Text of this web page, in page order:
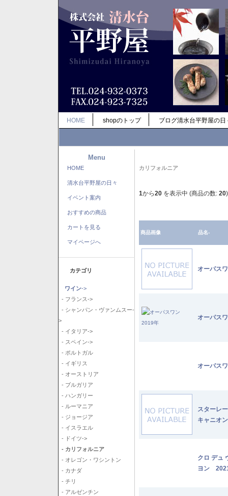
HOME shopのトップ ブログ清水台平野屋の日
Menu
HOME
清水台平野屋の日々
イベント案内
おすすめの商品
カートを見る
マイページへ
カテゴリ
ワイン->
- フランス->
- シャンパン・ヴァンムスー-
>
- イタリア->
- スペイン->
- ポルトガル
- イギリス
- オーストリア
- ブルガリア
- ハンガリー
- ルーマニア
- ジョージア
- イスラエル
- ドイツ->
- カリフォルニア
- オレゴン・ワシントン
- カナダ
- チリ
- アルゼンチン
カリフォルニア
1から20 を表示中 (商品の数: 20)
商品画像 品名-
オーパス
オーパス
オーパス
スターレ
キャニオ
クロ デュ
ヨン